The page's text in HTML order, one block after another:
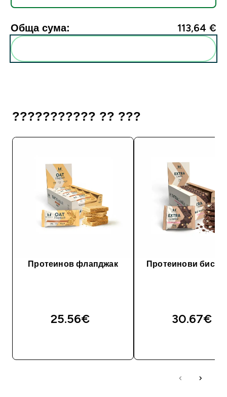
Обща сума: 113,64 €‎
??????????? ?? ???
Протеинов флапджак
25.56€‎
Протеинови
30.67€‎